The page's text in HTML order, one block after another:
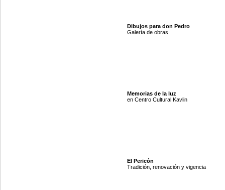
Dibujos para don Pedro
Galería de obras
Memorias de la luz
en Centro Cultural Kavlin
El Pericón
Tradición, renovación y vigencia